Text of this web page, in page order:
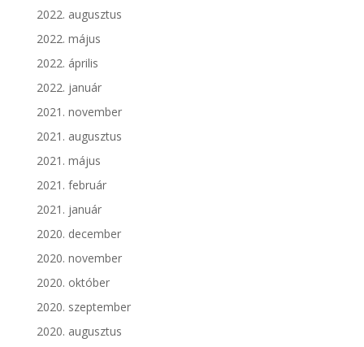
2022. augusztus
2022. május
2022. április
2022. január
2021. november
2021. augusztus
2021. május
2021. február
2021. január
2020. december
2020. november
2020. október
2020. szeptember
2020. augusztus